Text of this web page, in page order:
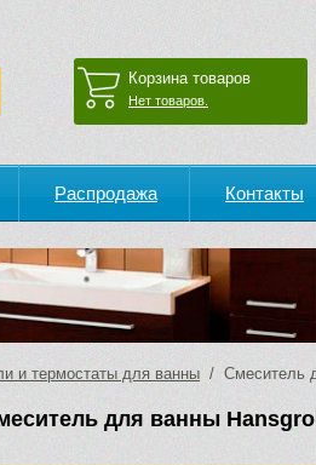
Корзина товаров
Нет товаров.
Распродажа Контакты
и термостаты для ванны / Смеситель
для ванны